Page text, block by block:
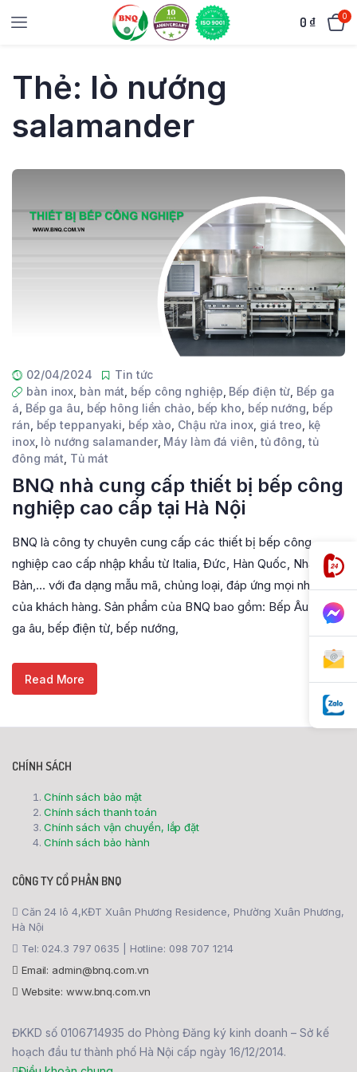
0 ₫ 0
Thẻ: lò nướng
salamander
02/04/2024
Tin tức
bàn inox bàn mát bếp công nghiệp Bếp điện từ Bếp ga
á Bếp ga âu bếp hông liền chảo bếp kho bếp nướng bếp
rán bếp teppanyaki bếp xào Chậu rửa inox, giá treo kệ
inox, lò nướng salamander, Máy làm đá viên tủ đông tủ
đông mát Tủ mát
BNQ nhà cung cấp thiết bị bếp công
nghiệp cao cấp tại Hà Nội
BNQ là công ty chuyên cung cấp các thiết bị bếp công
nghiệp cao cấp nhập khẩu từ Italia, Đức, Hàn Quốc, Nhật
Bản,… với đa dạng mẫu mã, chủng loại, đáp ứng mọi nhu cầu
của khách hàng. Sản phẩm của BNQ bao gồm: Bếp Âu: Bếp
ga âu, bếp điện từ, bếp nướng,
Read More
CHÍNH SÁCH
Chính sách bảo mật
Chính sách thanh toán
Chính sách vận chuyển, lắp đặt
Chính sách bảo hành
CÔNG TY CỔ PHẦN BNQ
Căn 24 lô 4,KĐT Xuân Phương Residence, Phường Xuân Phương,
Hà Nội
Tel: 024.3 797 0635 | Hotline: 098 707 1214
Email: admin@bnq.com.vn
Website: www.bnq.com.vn
ĐKKD số 0106714935 do Phòng Đăng ký kinh doanh – Sở kế
hoạch đầu tư thành phố Hà Nội cấp ngày 16/12/2014.